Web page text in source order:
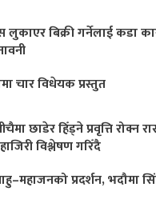
लुकाएर बिक्री गर्नेलाई कडा
चार विधेयक प्रस्तुत
छाडेर हिँड्ने प्रवृत्ति रोक्न
विश्लेषण गरिँदै
प्रदर्शन, भदौमा